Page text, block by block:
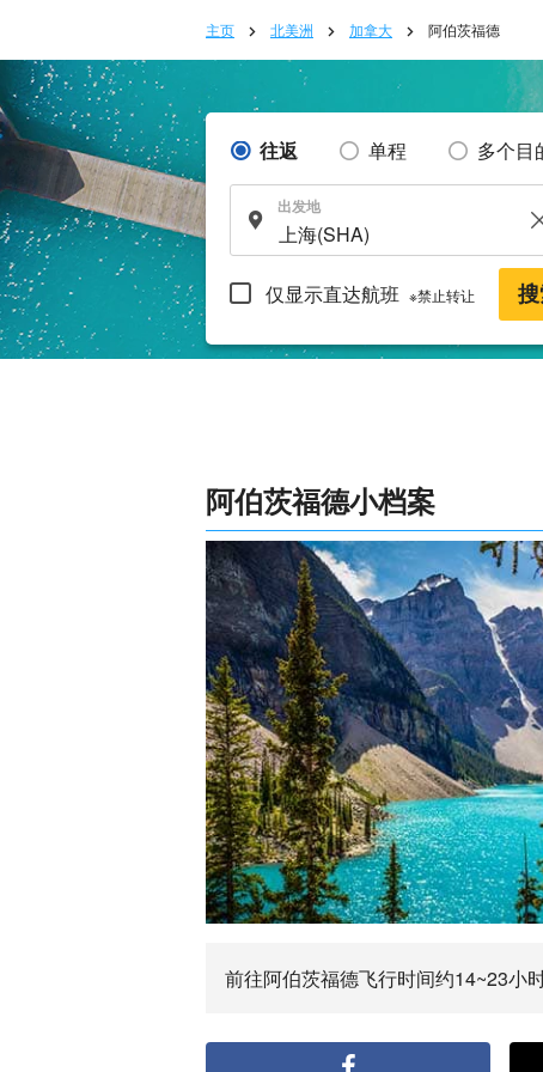
主页 北美洲 加拿大 阿伯茨福德
往返 单程 多个目
出发地
仅显示直达航班 ※禁止转让
阿伯茨福德小档案
前往阿伯茨福德飞行时间约14~23小